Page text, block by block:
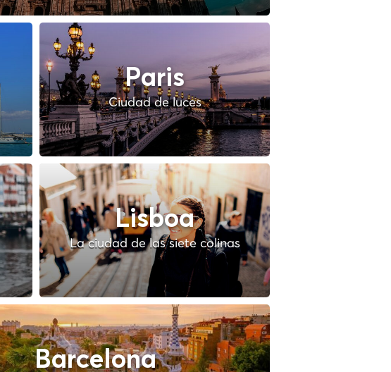
Paris
Ciudad de luces
Lisboa
La ciudad de las siete colinas
Barcelona